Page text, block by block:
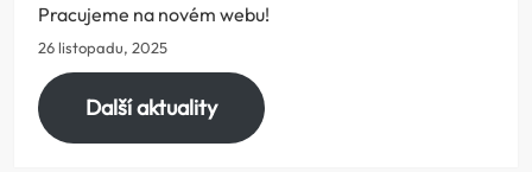
Pracujeme na novém webu!
26 listopadu, 2025
Další aktuality